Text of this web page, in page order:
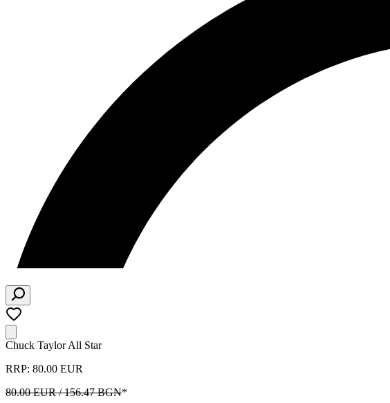
Chuck Taylor All Star
RRP: 80.00 EUR
80.00 EUR / 156.47 BGN*